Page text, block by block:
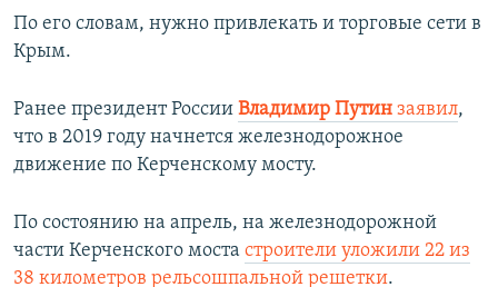
По его словам, нужно привлекать и торговые сети в
Крым.
Ранее президент России Владимир Путин заявил,
что в 2019 году начнется железнодорожное
движение по Керченскому мосту.
По состоянию на апрель, на железнодорожной
части Керченского моста строители уложили 22 из
38 километров рельсошпальной решетки.